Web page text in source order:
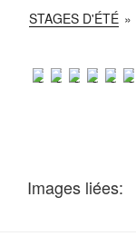
STAGES D'ÉTÉ »
Images liées: